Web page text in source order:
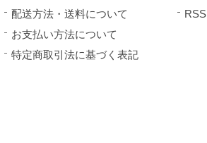
配送方法・送料について
お支払い方法について
特定商取引法に基づく表記
RSS